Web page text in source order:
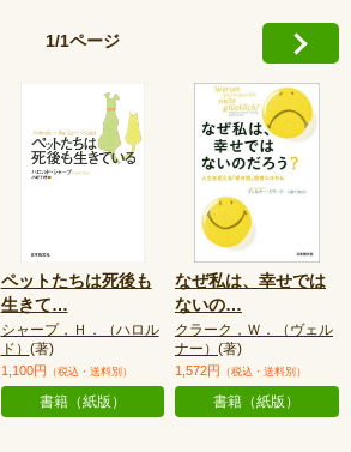
1/1ページ
ペットたちは死後も
生きて…
シャープ，Ｈ．（ハロル
ド） (著)
1,100円 （税込・送料別）
書籍（紙版）
なぜ私は、幸せでは
ないの…
クラーク，Ｗ．（ヴェル
ナー） (著)
1,572円 （税込・送料別）
書籍（紙版）